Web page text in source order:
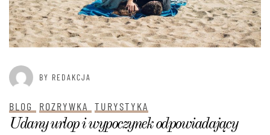
BY REDAKCJA
BLOG ROZRYWKA TURYSTYKA
Udany urlop i wypoczynek odpowiadający